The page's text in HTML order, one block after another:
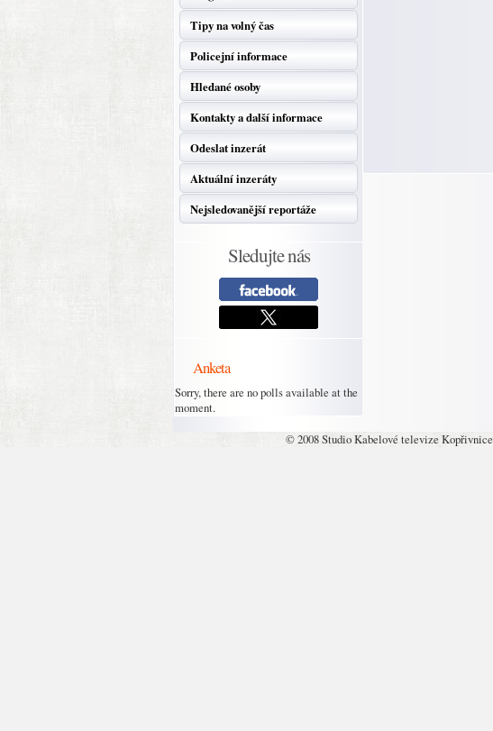
Tipy na volný čas
Policejní informace
Hledané osoby
Kontakty a další informace
Odeslat inzerát
Aktuální inzeráty
Nejsledovanější reportáže
Sledujte nás
Anketa
Sorry, there are no polls available at the
moment.
© 2008 Studio Kabelové televize Kopřivnice